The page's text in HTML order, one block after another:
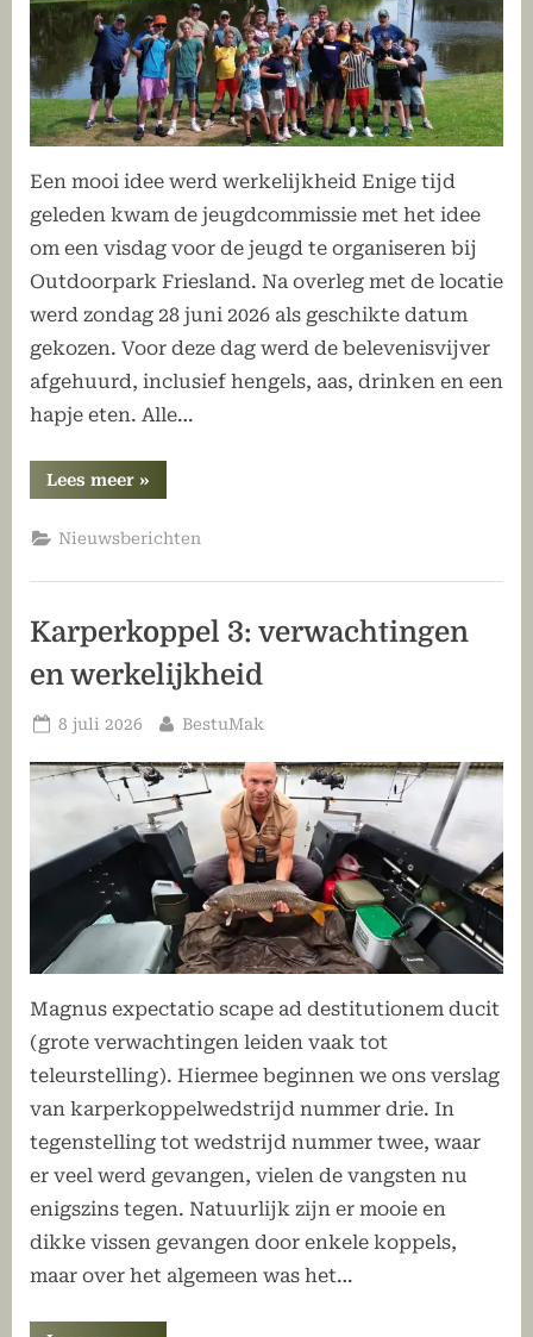
Een mooi idee werd werkelijkheid Enige tijd
geleden kwam de jeugdcommissie met het idee
om een visdag voor de jeugd te organiseren bij
Outdoorpark Friesland. Na overleg met de locatie
werd zondag 28 juni 2026 als geschikte datum
gekozen. Voor deze dag werd de belevenisvijver
afgehuurd, inclusief hengels, aas, drinken en een
hapje eten. Alle…
Lees meer“Jeugdvisdag
bij
Friesland,
een
succes!”
»
Nieuwsberichten
Karperkoppel 3: verwachtingen
en werkelijkheid
Geplaatst
8 juli 2026 Door
BestuMak
Magnus expectatio scape ad destitutionem ducit
(grote verwachtingen leiden vaak tot
teleurstelling). Hiermee beginnen we ons verslag
van karperkoppelwedstrijd nummer drie. In
tegenstelling tot wedstrijd nummer twee, waar
er veel werd gevangen, vielen de vangsten nu
enigszins tegen. Natuurlijk zijn er mooie en
dikke vissen gevangen door enkele koppels,
maar over het algemeen was het…